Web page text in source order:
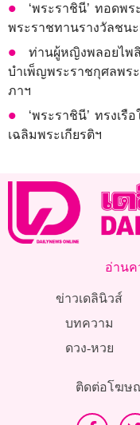
‘พระราชินี’ ทอดพร
พระราชทานรางวัลชนะ
ท่านผู้หญิงพลอยไพ
บำเพ็ญพระราชกุศลพร
ภาฯ
‘พระราชินี’ ทรงเรื
เฉลิมพระเกียรติฯ
อ่านค
ข่าวเดลินิวส์
บทความ
ดวง-หวย
ติดต่อโฆษ